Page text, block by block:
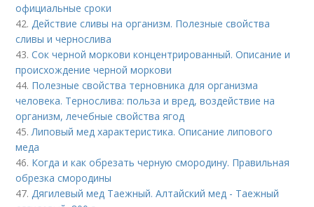
официальные сроки
42. Действие сливы на организм. Полезные свойства
сливы и чернослива
43.Сок черной моркови концентрированный. Описание и
происхождение черной моркови
44. Полезные свойства терновника для организма
человека. Тернослива: польза и вред, воздействие на
организм, лечебные свойства ягод
45. Липовый мед характеристика. Описание липового
меда
46. Когда и как обрезать черную смородину. Правильная
обрезка смородины
47. Дягилевый мед Таежный. Алтайский мед - Таежный